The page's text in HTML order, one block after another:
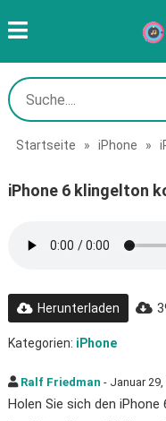
Startseite » iPhone »
iPhone 6 klingelton
Herunterladen
Kategorien: iPhone
Ralf Friedman - Januar 29,
Holen Sie sich den